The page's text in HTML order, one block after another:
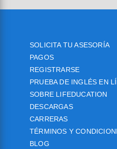
SOLICITA TU ASESORÍA
PAGOS
REGISTRARSE
PRUEBA DE INGLÉS EN
SOBRE LIFEDUCATION
DESCARGAS
CARRERAS
TÉRMINOS Y
BLOG